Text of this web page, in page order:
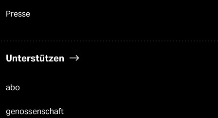
Presse
Unterstützen
abo
genossenschaft